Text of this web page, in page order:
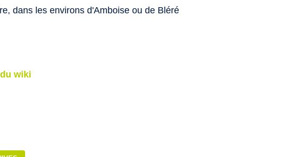
dans les environs d'Amboise ou de Bléré
wiki